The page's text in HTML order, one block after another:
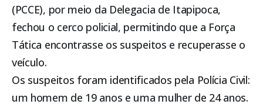
(PCCE), por meio da Delegacia de Itapipoca,
fechou o cerco policial, permitindo que a Força
Tática encontrasse os suspeitos e recuperasse o
veículo.
Os suspeitos foram identificados pela Polícia Civil:
um homem de 19 anos e uma mulher de 24 anos.